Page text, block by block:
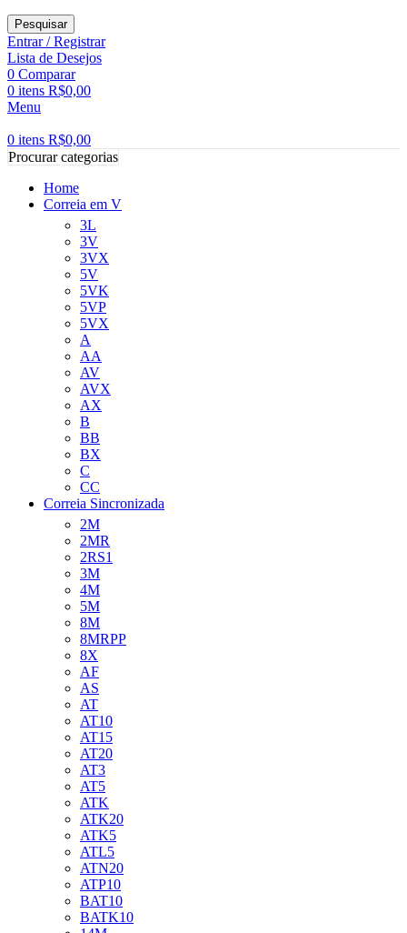
Pesquisar
Entrar / Registrar
Lista de Desejos
0 Comparar
0 itens R$0,00
Menu
0 itens R$0,00
Procurar categorias
Home
Correia em V
3L
3V
3VX
5V
5VK
5VP
5VX
A
AA
AV
AVX
AX
B
BB
BX
C
CC
Correia Sincronizada
2M
2MR
2RS1
3M
4M
5M
8M
8MRPP
8X
AF
AS
AT
AT10
AT15
AT20
AT3
AT5
ATK
ATK20
ATK5
ATL5
ATN20
ATP10
BAT10
BATK10